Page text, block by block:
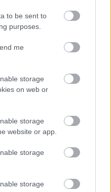
to be sent to
purposes.
me
storage
on web or
storage
website or app.
storage
storage